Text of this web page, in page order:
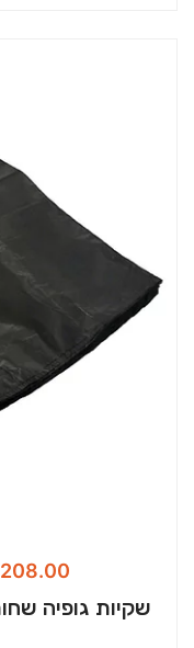
208.00